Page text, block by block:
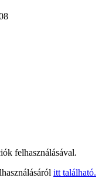
felhasználásával.
itt található.